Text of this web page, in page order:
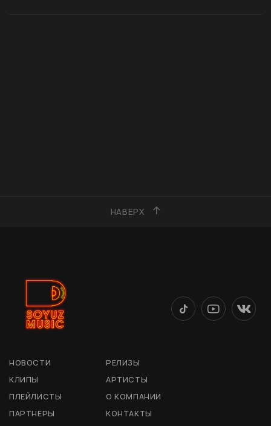
НАВЕРХ
НОВОСТИ
РЕЛИЗЫ
КЛИПЫ
АРТИСТЫ
ПЛЕЙЛИСТЫ
О КОМПАНИИ
ПАРТНЕРЫ
КОНТАКТЫ